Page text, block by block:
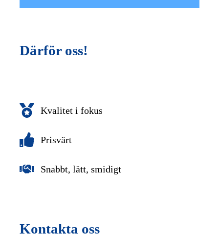
Därför oss!
Kvalitet i fokus
Prisvärt
Snabbt, lätt, smidigt
Kontakta oss